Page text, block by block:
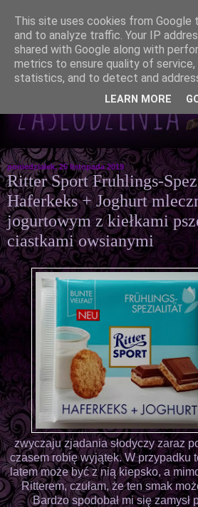
poniedziałek, 25 listopada 2019
Ritter Sport Fruhlings-
Haferkeks + Joghurt
jogurtowym z kiełkami
ciastkami owsianymi
zwyczaju zjadania słodyczy zaraz
czasem robię wyjątek. W przypadku
latem może być z nią kiepsko, a
Ritterem, czułam, że ten smak
Bardzo spodobał mi się zamysł
This site uses cookies from Google
and to analyze traffic. Your IP
shared with Google along with
metrics to ensure quality of service,
statistics, and to detect and
LEARN MORE